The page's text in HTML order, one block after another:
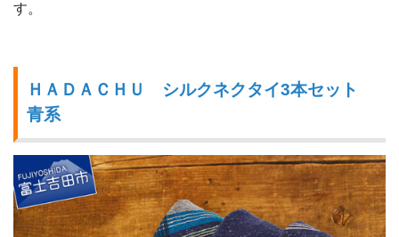
す。
ＨＡＤＡＣＨＵ シルクネクタイ3本セット
青系